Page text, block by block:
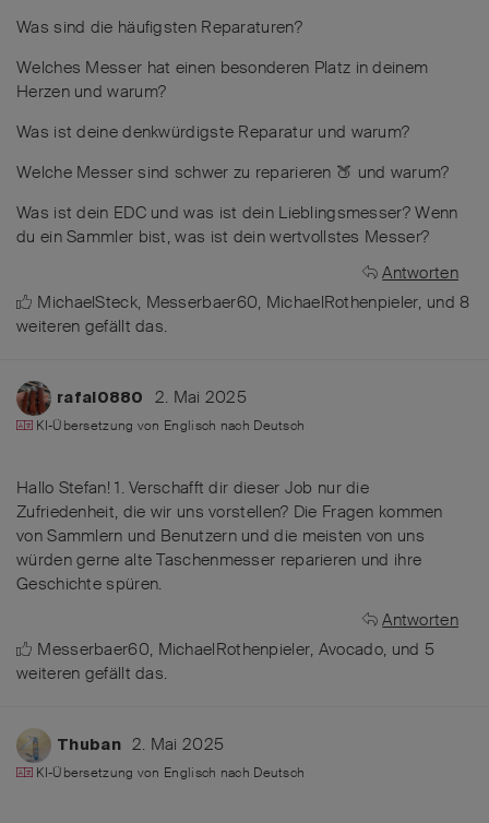
Was sind die häufigsten Reparaturen?
Welches Messer hat einen besonderen Platz in deinem
Herzen und warum?
Was ist deine denkwürdigste Reparatur und warum?
Welche Messer sind schwer zu reparieren 🍑 und warum?
Was ist dein EDC und was ist dein Lieblingsmesser? Wenn
du ein Sammler bist, was ist dein wertvollstes Messer?
Antworten
MichaelSteck, Messerbaer60, MichaelRothenpieler, und8
weiteren gefällt das.
rafal0880 2. Mai 2025
KI-Übersetzung von Englisch nach Deutsch
Hallo Stefan! 1. Verschafft dir dieser Job nur die
Zufriedenheit, die wir uns vorstellen? Die Fragen kommen
von Sammlern und Benutzern und die meisten von uns
würden gerne alte Taschenmesser reparieren und ihre
Geschichte spüren.
Antworten
Messerbaer60, MichaelRothenpieler, Avocado, und 5
weiteren gefällt das.
Thuban 2. Mai 2025
KI-Übersetzung von Englisch nach Deutsch